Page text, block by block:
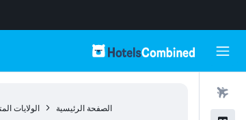
الصفحة الرئيسية الولايات